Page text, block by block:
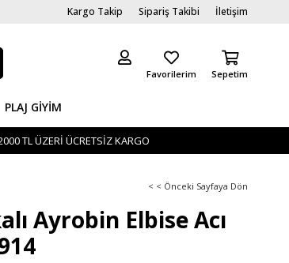
Kargo Takip Sipariş Takibi İletişim
Sepetim
Favorilerim
PLAJ GIYIM
TL ÜZERİ ÜCRETSİZ KARGO
< < Önceki Sayfaya Dön
Ayrobin Elbise Acı